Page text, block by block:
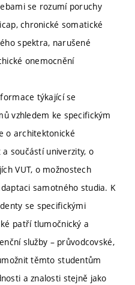
se rozumí poruchy
chronické somatické
spektra, narušené
onemocnění
týkající se
vzhledem ke specifickým
o architektonické
součástí univerzity, o
VUT, o možnostech
samotného studia. K
se specifickými
patří tlumočnický a
služby – průvodcovské,
těmto studentům
a znalosti stejně jako